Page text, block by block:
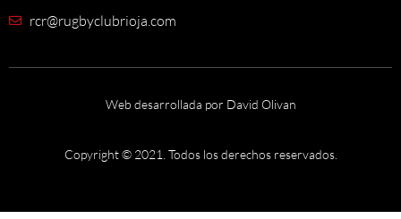
rcr@rugbyclubrioja.com
Web desarrollada por David Olivan
Copyright © 2021. Todos los derechos reservados.